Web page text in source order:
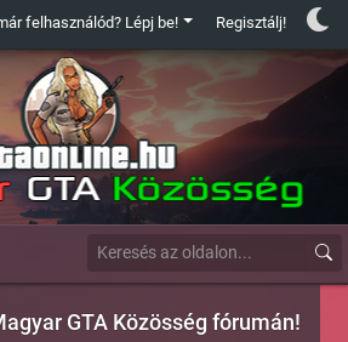
felhasználód? Lépj be! Regisztálj!
GTA Közösség fórumán!